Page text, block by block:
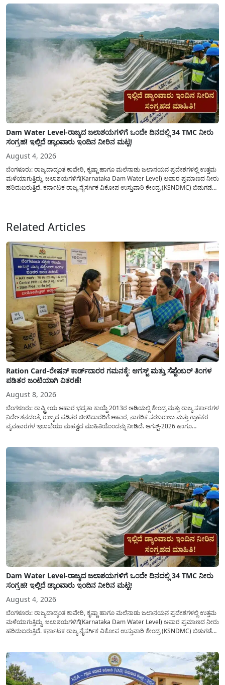
ಜಾರಿಗೆ...
Dam Water Level-ರಾಜ್ಯದ ಜಲಾಶಯಗಳಿಗೆ ಒಂದೇ ದಿನದಲ್ಲಿ 34 TMC ನೀರು
ಸಂಗ್ರಹ! ಇಲ್ಲಿದೆ ಡ್ಯಾಂವಾರು ಇಂದಿನ ನೀರಿನ ಮಟ್ಟ!
August 4, 2026
ಬೆಂಗಳೂರು: ರಾಜ್ಯದಾದ್ಯಂತ ಕಾವೇರಿ, ಕೃಷ್ಣಾ ಹಾಗೂ ಮಲೆನಾಡು ಜಲಾನಯನ ಪ್ರದೇಶಗಳಲ್ಲಿ ಉತ್ತಮ
ಮಳೆಯಾಗುತ್ತಿದ್ದು, ಜಲಾಶಯಗಳಿಗೆ(Karnataka Dam Water Level) ಅಪಾರ ಪ್ರಮಾಣದ ನೀರು
ಹರಿದುಬರುತ್ತಿದೆ. ಕರ್ನಾಟಕ ರಾಜ್ಯ ನೈಸರ್ಗಿಕ ವಿಕೋಪ ಉಸ್ತುವಾರಿ ಕೇಂದ್ರ (KSNDMC) ಬಿಡುಗಡೆ
Related Articles
Ration Card-ರೇಷನ್ ಕಾರ್ಡ್‍ದಾರರ ಗಮನಕ್ಕೆ: ಆಗಸ್ಟ್ ಮತ್ತು ಸೆಪ್ಟೆಂಬರ್ ತಿಂಗಳ
ಪಡಿತರ ಜಂಟಿಯಾಗಿ ವಿತರಣೆ!
August 8, 2026
ಬೆಂಗಳೂರು: ರಾಷ್ಟ್ರೀಯ ಆಹಾರ ಭದ್ರತಾ ಕಾಯ್ದೆ 2013ರ ಅಡಿಯಲ್ಲಿ ಕೇಂದ್ರ ಮತ್ತು ರಾಜ್ಯ ಸರ್ಕಾರಗಳ
ನಿರ್ದೇಶನದಂತೆ, ರಾಜ್ಯದ ಪಡಿತರ ಚೀಟಿದಾರರಿಗೆ ಆಹಾರ, ನಾಗರಿಕ ಸರಬರಾಜು ಮತ್ತು ಗ್ರಾಹಕರ
ವ್ಯವಹಾರಗಳ ಇಲಾಖೆಯು ಮಹತ್ವದ ಮಾಹಿತಿಯೊಂದನ್ನು ನೀಡಿದೆ. ಆಗಸ್ಟ್-2026 ಹಾಗೂ
Dam Water Level-ರಾಜ್ಯದ ಜಲಾಶಯಗಳಿಗೆ ಒಂದೇ ದಿನದಲ್ಲಿ 34 TMC ನೀರು
ಸಂಗ್ರಹ! ಇಲ್ಲಿದೆ ಡ್ಯಾಂವಾರು ಇಂದಿನ ನೀರಿನ ಮಟ್ಟ!
August 4, 2026
ಬೆಂಗಳೂರು: ರಾಜ್ಯದಾದ್ಯಂತ ಕಾವೇರಿ, ಕೃಷ್ಣಾ ಹಾಗೂ ಮಲೆನಾಡು ಜಲಾನಯನ ಪ್ರದೇಶಗಳಲ್ಲಿ ಉತ್ತಮ
ಮಳೆಯಾಗುತ್ತಿದ್ದು, ಜಲಾಶಯಗಳಿಗೆ(Karnataka Dam Water Level) ಅಪಾರ ಪ್ರಮಾಣದ ನೀರು
ಹರಿದುಬರುತ್ತಿದೆ. ಕರ್ನಾಟಕ ರಾಜ್ಯ ನೈಸರ್ಗಿಕ ವಿಕೋಪ ಉಸ್ತುವಾರಿ ಕೇಂದ್ರ (KSNDMC) ಬಿಡುಗಡೆ